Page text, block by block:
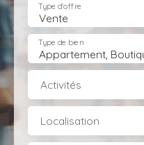
Vente
Type d'offre
Type de bien
Activités
Localisation